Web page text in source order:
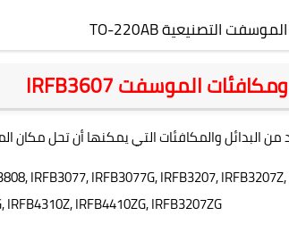
التصنيعيةTO-220AB
ومكافئات الموسفتIRFB3607
من البدائل والمكافئات التي يمكنها أن تحل مكان
IRFB3077, IRFB3077G, IRFB3207,
IRFB4410ZG, IRFB3207ZG